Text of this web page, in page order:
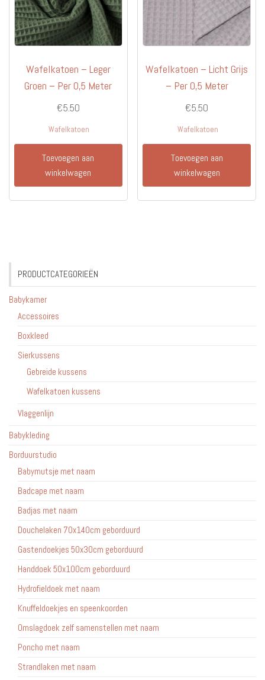
Wafelkatoen – Leger
Groen – Per 0,5 Meter
€5.50
Wafelkatoen
Toevoegen aan
winkelwagen
Wafelkatoen – Licht Grijs
– Per 0,5 Meter
€5.50
Wafelkatoen
Toevoegen aan
winkelwagen
PRODUCTCATEGORIEËN
Babykamer
Accessoires
Boxkleed
Sierkussens
Gebreide kussens
Wafelkatoen kussens
Vlaggenlijn
Babykleding
Borduurstudio
Babymutsje met naam
Badcape met naam
Badjas met naam
Douchelaken 70x140cm geborduurd
Gastendoekjes 50x30cm geborduurd
Handdoek 50x100cm geborduurd
Hydrofieldoek met naam
Knuffeldoekjes en speenkoorden
Omslagdoek zelf samenstellen met naam
Poncho met naam
Strandlaken met naam